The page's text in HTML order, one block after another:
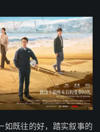
如既往的好，踏实叙事的